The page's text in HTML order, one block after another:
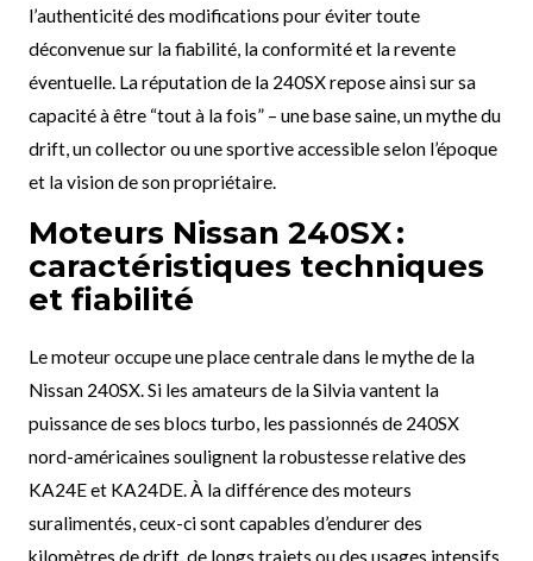
l’authenticité des modifications pour éviter toute
déconvenue sur la fiabilité, la conformité et la revente
éventuelle. La réputation de la 240SX repose ainsi sur sa
capacité à être “tout à la fois” – une base saine, un mythe du
drift, un collector ou une sportive accessible selon l’époque
et la vision de son propriétaire.
Moteurs Nissan 240SX :
caractéristiques techniques
et fiabilité
Le moteur occupe une place centrale dans le mythe de la
Nissan 240SX. Si les amateurs de la Silvia vantent la
puissance de ses blocs turbo, les passionnés de 240SX
nord-américaines soulignent la robustesse relative des
KA24E et KA24DE. À la différence des moteurs
suralimentés, ceux-ci sont capables d’endurer des